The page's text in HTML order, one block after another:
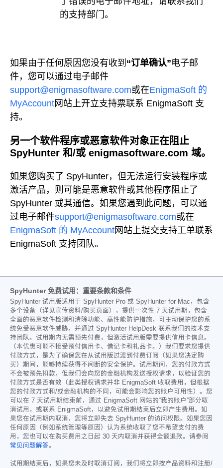
的支持部门。
如果由于任何原因您没有收到 “订单确认”电子邮
件，您可以通过电子邮件
support@enigmasoftware.com或在EnigmaSoft 的
MyAccount网站上开立支持票联系 EnigmaSoft 支
持。
另一个软件程序或恶意软件对象正在阻止
SpyHunter 和/或 enigmasoftware.com 域。
如果您购买了 SpyHunter，但无法运行安装程序或
激活产品，则可能是恶意软件或其他程序阻止了
SpyHunter 或其通信。如果您遇到此问题，可以通
过电子邮件support@enigmasoftware.com或在
EnigmaSoft 的 MyAccount网站 上提交支持工单联系
EnigmaSoft 支持团队。
SpyHunter 免费试用：重要条款和条件
SpyHunter 试用版适用于 SpyHunter Pro 或 SpyHunter for Mac，包含
多个设备（详见宣传资料/购买页面），提供一次性 7 天试用期，包含
全面的恶意软件检测和清除功能、高性能防护措施，可主动保护您的系
统免受恶意软件威胁，并通过 SpyHunter HelpDesk 联系我们的技术支
持团队。试用期内无需预先付费，但激活试用版需要提供信用卡信息。
（本优惠可能不接受预付信用卡、借记卡和礼品卡。）我们要求您提供
付款方式，是为了确保您在从试用版过渡到付费订阅（如果您决定购
买）期间，能够持续获得不间断的安全保护。试用期间，您的付款方式
不会被预先扣款，但我们会向您的金融机构发送授权请求，以验证您的
付款方式是否有效（此类授权请求并非 EnigmaSoft 收取费用，但根据
您的付款方式和/或金融机构的不同，可能会影响您的账户可用性）。您
可以在 7 天试用期结束前，通过 EnigmaSoft 网站的“我的账户”部分取
消试用，或联系 EnigmaSoft，以避免试用期结束后立即产生费用。如
果您在试用期内取消，您将立即失去 SpyHunter 的访问权限。如果您因
任何原因（例如系统管理等原因）认为系统收取了您不希望支付的费
用，您也可以在购买费用之日起 30 天内取消并获得全额退款。请参阅
常见问题解答。
试用期结束后，如果您未及时取消订阅，我们将立即按产品资料和注册/